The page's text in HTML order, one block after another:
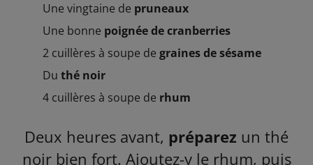
Une vingtaine de pruneaux
Une bonne poignée de cranberries
2 cuillères à soupe degraines de sésame
Duthé noir
4 cuillères à soupe de rhum
Deux heures avant, préparez un thé
noir bien fort. Ajoutez-y le rhum, puis